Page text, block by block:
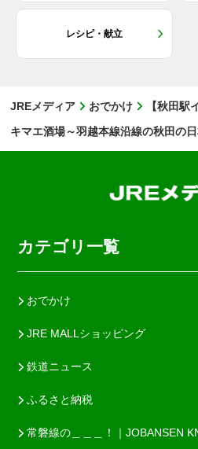
レシピ・献立
JREメディア おでかけ
【秋田駅
キマエ酒場～羽越本線沿線の秋田の
カテゴリ一覧
おでかけ
JRE MALLショッピング
鉄道ニュース
ふるさと納税
常磐線の＿＿＿！｜JOBANSEN